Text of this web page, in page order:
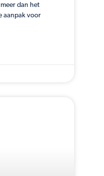
dan het
aanpak voor